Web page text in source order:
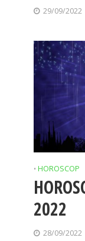
29/09/2022
• HOROSCOP
2022
28/09/2022